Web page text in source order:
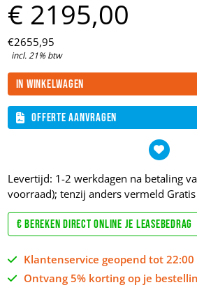
€2655,95
incl. 21% btw
€ 2195,00
In winkelwagen
Offerte aanvragen
Levertijd: 1-2 werkdagen na betaling
voorraad); tenzij anders vermeld
€ Bereken direct online je leasebedrag
Klantenservice geopend tot 22:00
Ontvang 5% korting op je